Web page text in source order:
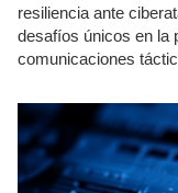
resiliencia ante
desafíos únicos en la
comunicaciones